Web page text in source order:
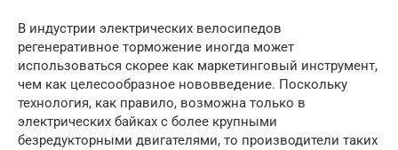
В индустрии электрических велосипедов
регенеративное торможение иногда может
использоваться скорее как маркетинговый инструмент,
чем как целесообразное нововведение. Поскольку
технология, как правило, возможна только в
электрических байках с более крупными
безредукторными двигателями, то производители таких